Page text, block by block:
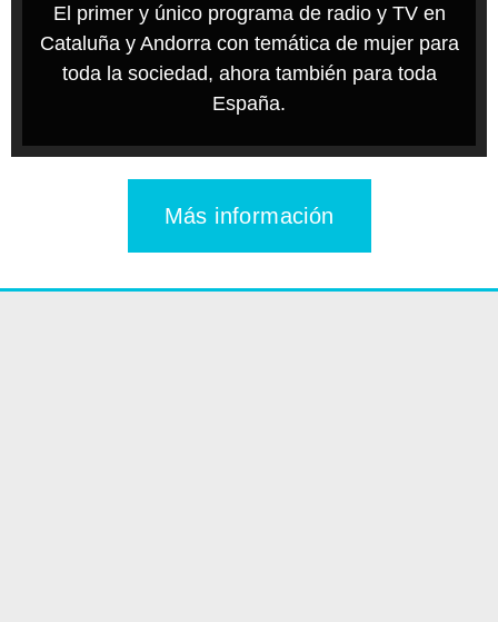
El primer y único programa de radio y TV en
Cataluña y Andorra con temática de mujer para
toda la sociedad, ahora también para toda
España.
Más información